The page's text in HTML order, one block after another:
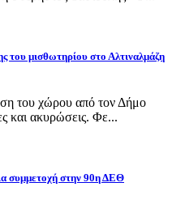
του μισθωτηρίου στο Αλτιναλμάζη
του χώρου από τον Δήμο
και ακυρώσεις. Φε...
συμμετοχή στην 90η ΔΕΘ